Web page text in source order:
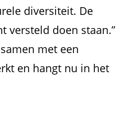
diversiteit. De
versteld doen staan.”
met een
en hangt nu in het